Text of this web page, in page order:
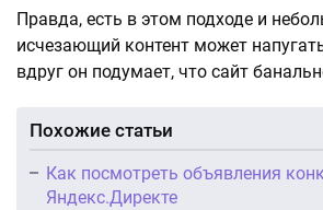
Правда, есть в этом подходе и
исчезающий контент может
вдруг он подумает, что сайт
Похожие статьи
Как посмотреть объявления
Яндекс.Директе